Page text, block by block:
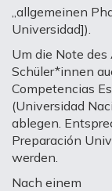
„allgemeinen
Universidad]).
Um die Note
Schüler*innen
Competencias
(Universidad
ablegen.
Preparación
werden.
Nach einem